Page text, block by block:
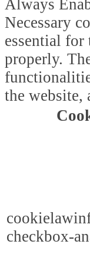
Always
Necessary
essential
properly.
the website,
checkbox-